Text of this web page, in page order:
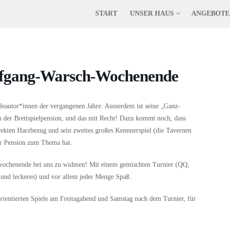
START UNSER HAUS ANGEBOTE
Warsch-Wochenende
der vergangenen Jahre. Ausserdem ist seine „Ganz-
Brettspielpension, und das mit Recht! Dazu kommt noch, dass
Harzbezug und sein zweites großes Kennnerspiel (die Tavernen
zum Thema hat.
bei uns zu widmen! Mit einem gemischten Turnier (QQ,
leckeres) und vor allem jeder Menge Spaß.
Spiele am Freitagabend und Samstag nach dem Turnier, für